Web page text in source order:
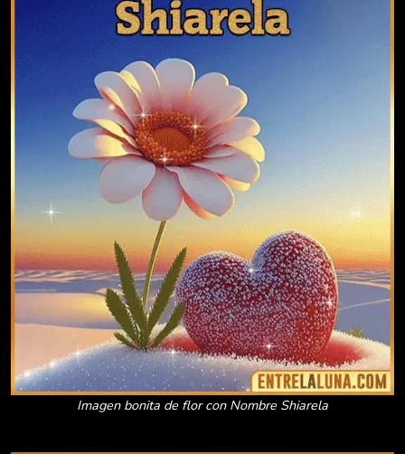
Imagen bonita de flor con Nombre Shiarela